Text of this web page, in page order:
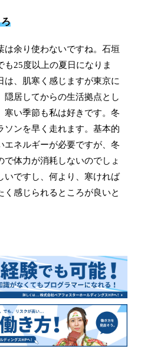
は余り使わないですね。石垣
も25度以上の夏日になりま
は、肌寒く感じますが東京に
隠居してからの生活拠点とし
寒い季節も私は好きです。冬
ソンを早く走れます。基本的
エネルギーが必要ですが、冬
で体力が消耗しないのでしょ
いですし、何より、寒ければ
く感じられるところが良いと